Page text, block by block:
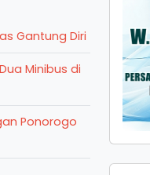
Gantung Diri
Minibus di
Ponorogo